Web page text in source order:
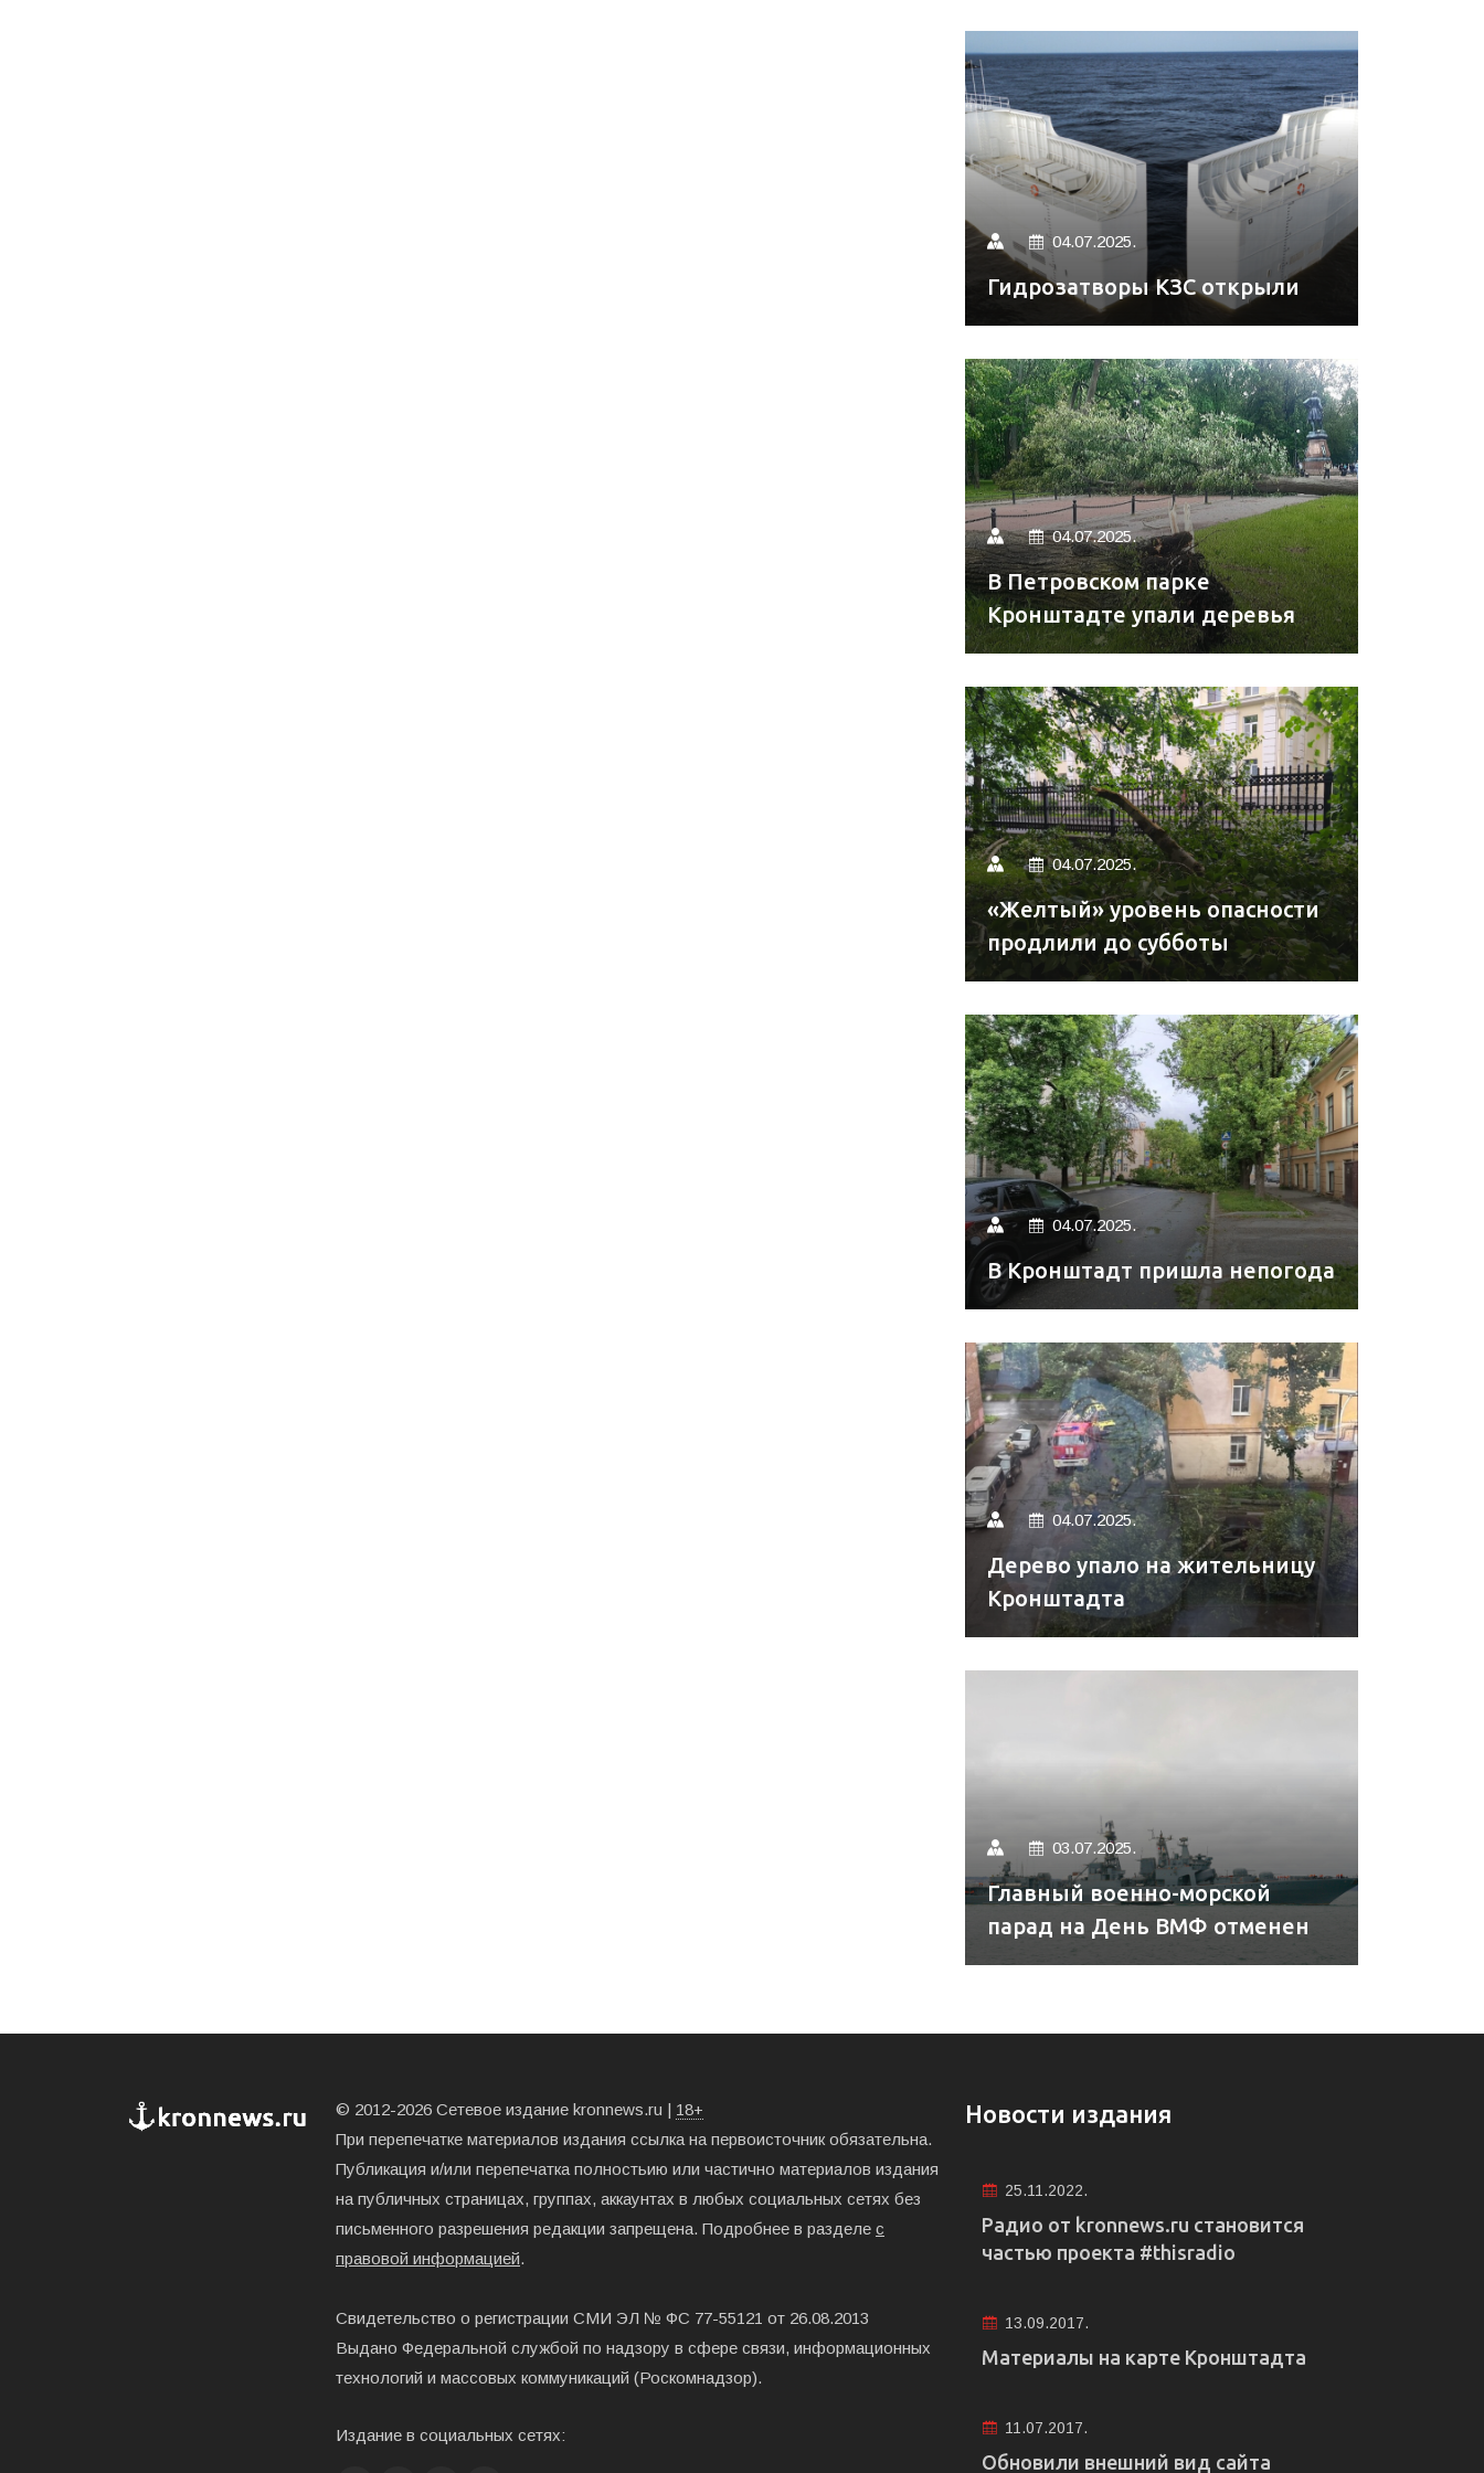
04.07.2025.
Гидрозатворы КЗС открыли
04.07.2025.
В Петровском парке
Кронштадте упали деревья
04.07.2025.
«Желтый» уровень опасности
продлили до субботы
04.07.2025.
В Кронштадт пришла непогода
04.07.2025.
Дерево упало на жительницу
Кронштадта
03.07.2025.
Главный военно-морской
парад на День ВМФ отменен
© 2012-2026 Сетевое издание kronnews.ru | 18+
При перепечатке материалов издания ссылка на первоисточник обязательна.
Публикация и/или перепечатка полностьию или частично материалов издания
на публичных страницах, группах, аккаунтах в любых социальных сетях без
письменного разрешения редакции запрещена. Подробнее в разделе с
правовой информацией.
Свидетельство о регистрации СМИ ЭЛ № ФС 77-55121 от 26.08.2013
Выдано Федеральной службой по надзору в сфере связи, информационных
технологий и массовых коммуникаций (Роскомнадзор).
Издание в социальных сетях:
Новости издания
25.11.2022.
Радио от kronnews.ru становится
частью проекта #thisradio
13.09.2017.
Материалы на карте Кронштадта
11.07.2017.
Обновили внешний вид сайта